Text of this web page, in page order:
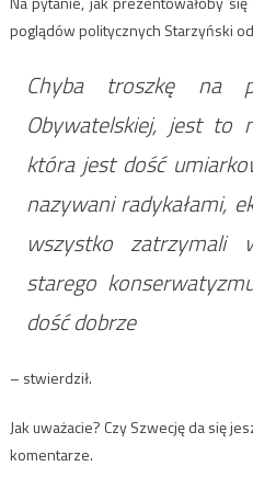
poglądów politycznych Starzyński
Chyba troszkę na
Obywatelskiej, jest to
która jest dość
nazywani radykałami,
wszystko
starego
dość dobrze
– stwierdził.
Jak uważacie? Czy Szwecję da się
komentarze.